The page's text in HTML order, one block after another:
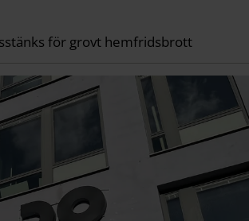
för grovt hemfridsbrott